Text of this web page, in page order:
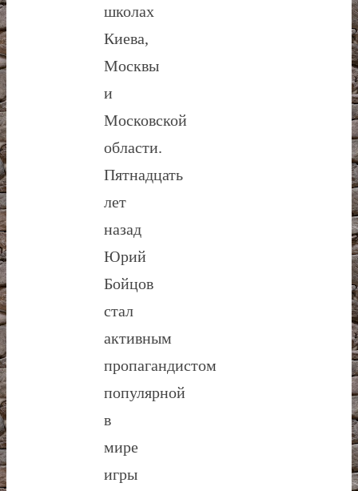
школах
Киева,
Москвы
и
Московской
области.
Пятнадцать
лет
назад
Юрий
Бойцов
стал
активным
пропагандистом
популярной
в
мире
игры